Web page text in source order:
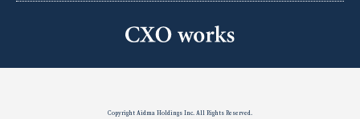
Copyright Aidma Holdings Inc. All Rights Reserved.